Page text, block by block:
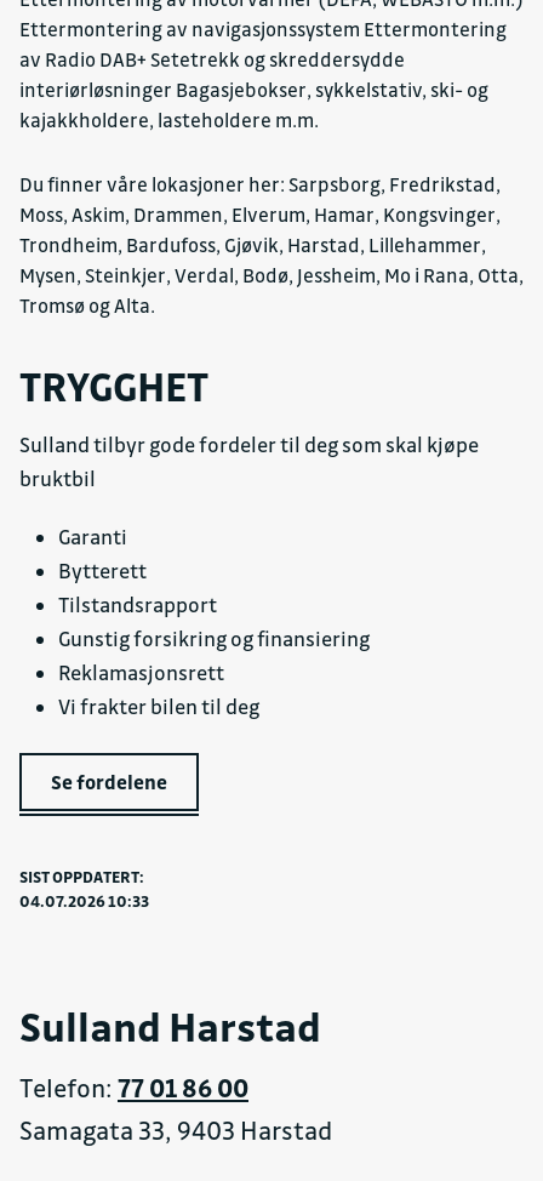
Ettermontering av navigasjonssystem Ettermontering
av Radio DAB+ Setetrekk og skreddersydde
interiørløsninger Bagasjebokser, sykkelstativ, ski- og
kajakkholdere, lasteholdere m.m.
Du finner våre lokasjoner her: Sarpsborg, Fredrikstad,
Moss, Askim, Drammen, Elverum, Hamar, Kongsvinger,
Trondheim, Bardufoss, Gjøvik, Harstad, Lillehammer,
Mysen, Steinkjer, Verdal, Bodø, Jessheim, Mo i Rana, Otta,
Tromsø og Alta.
TRYGGHET
Sulland tilbyr gode fordeler til deg som skal kjøpe
bruktbil
Garanti
Bytterett
Tilstandsrapport
Gunstig forsikring og finansiering
Reklamasjonsrett
Vi frakter bilen til deg
Se fordelene
SIST OPPDATERT:
04.07.2026 10:33
Sulland Harstad
Telefon: 77 01 86 00
Samagata 33, 9403 Harstad